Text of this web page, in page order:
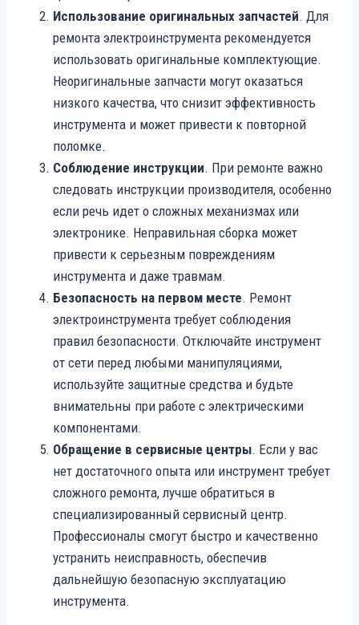
Использование оригинальных запчастей. Для
ремонта электроинструмента рекомендуется
использовать оригинальные комплектующие.
Неоригинальные запчасти могут оказаться
низкого качества, что снизит эффективность
инструмента и может привести к повторной
поломке.
Соблюдение инструкции. При ремонте важно
следовать инструкции производителя, особенно
если речь идет о сложных механизмах или
электронике. Неправильная сборка может
привести к серьезным повреждениям
инструмента и даже травмам.
Безопасность на первом месте. Ремонт
электроинструмента требует соблюдения
правил безопасности. Отключайте инструмент
от сети перед любыми манипуляциями,
используйте защитные средства и будьте
внимательны при работе с электрическими
компонентами.
Обращение в сервисные центры. Если у вас
нет достаточного опыта или инструмент требует
сложного ремонта, лучше обратиться в
специализированный сервисный центр.
Профессионалы смогут быстро и качественно
устранить неисправность, обеспечив
дальнейшую безопасную эксплуатацию
инструмента.